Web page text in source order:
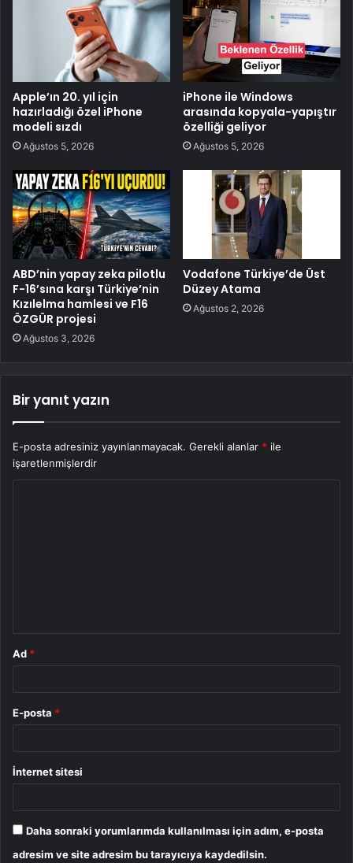
Apple’ın 20. yıl için
hazırladığı özel iPhone
modeli sızdı
Ağustos 5, 2026
iPhone ile Windows
arasında kopyala-yapıştır
özelliği geliyor
Ağustos 5, 2026
ABD’nin yapay zeka pilotlu
F-16’sına karşı Türkiye’nin
Kızılelma hamlesi ve F16
ÖZGÜR projesi
Ağustos 3, 2026
Vodafone Türkiye’de Üst
Düzey Atama
Ağustos 2, 2026
Bir yanıt yazın
E-posta adresiniz yayınlanmayacak. Gerekli alanlar * ile
işaretlenmişlerdir
Ad *
E-posta *
İnternet sitesi
Daha sonraki yorumlarımda kullanılması için adım, e-posta
adresim ve site adresim bu tarayıcıya kaydedilsin.